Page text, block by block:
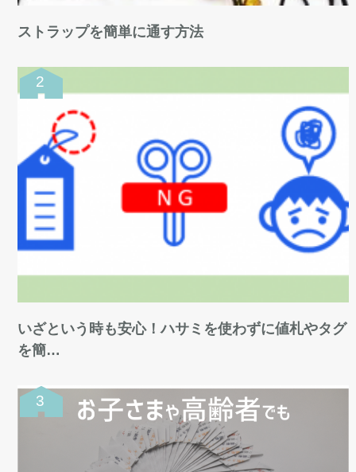
ストラップを簡単に通す方法
いざという時も安心！ハサミを使わずに値札やタグ
を簡…